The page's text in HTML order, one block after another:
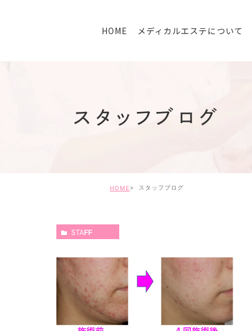
HOME メディカルエステについて
スタッフブログ
HOME スタッフブログ
STAFF